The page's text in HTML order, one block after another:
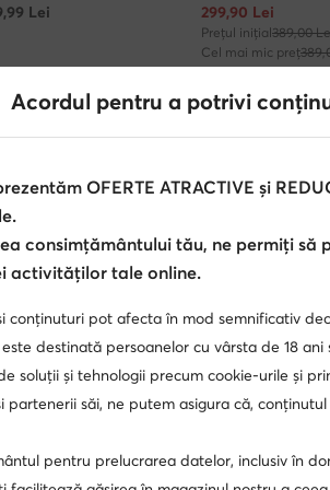
Lei
Prețul actual
299,90 Lei
Prețul inițial389,00
Cel mai mic preț
femei Moon Boot Cizme de zăpadă
pantofi dama eleganti sandale
dama
tenisi inalti dama papuci dama
Acordul pentru a potrivi
OFERTE ATRACTIVE și
consimțământului tău, ne permiți să
activităților tale online.
conținuturi pot afecta în mod semnificativ
destinată persoanelor cu vârsta de 18 ani
soluții și tehnologii precum cookie-urile și
partenerii săi, ne putem asigura că,
pentru prelucrarea datelor, inclusiv în